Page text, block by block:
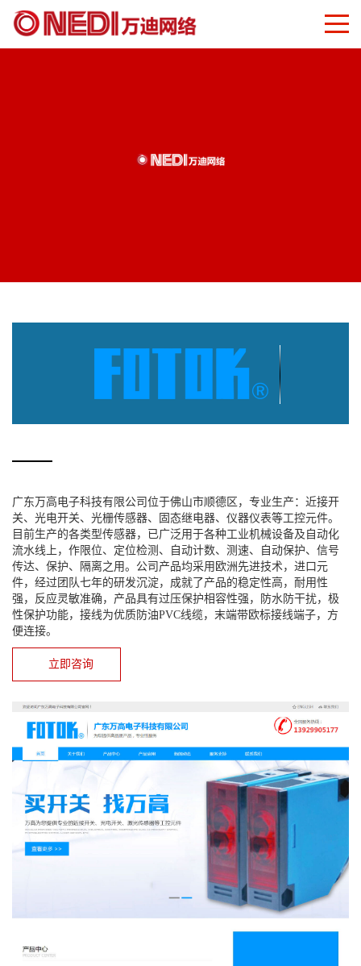
广东万高电子科技有限公司位于佛山市顺德区，专业生产：近接开
关、光电开关、光栅传感器、固态继电器、仪器仪表等工控元件。
目前生产的各类型传感器，已广泛用于各种工业机械设备及自动化
流水线上，作限位、定位检测、自动计数、测速、自动保护、信号
传达、保护、隔离之用。公司产品均采用欧洲先进技术，进口元
件，经过团队七年的研发沉淀，成就了产品的稳定性高，耐用性
强，反应灵敏准确，产品具有过压保护相容性强，防水防干扰，极
性保护功能，接线为优质防油PVC线缆，末端带欧标接线端子，方
便连接。
立即咨询